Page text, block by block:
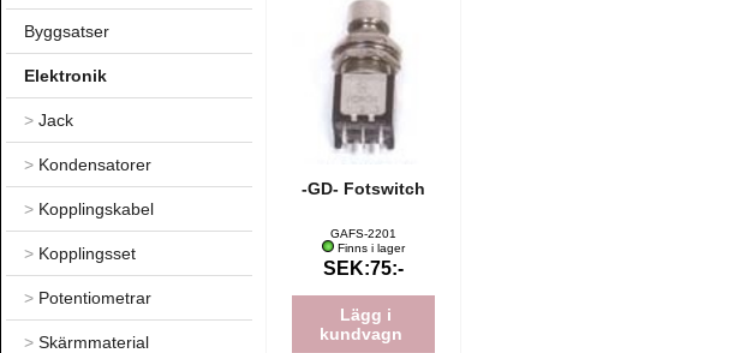
Byggsatser
Elektronik
> Jack
> Kondensatorer
> Kopplingskabel
> Kopplingsset
> Potentiometrar
> Skärmmaterial
-GD- Fotswitch
GAFS-2201
Finns i lager
SEK:75:-
Lägg i
kundvagn